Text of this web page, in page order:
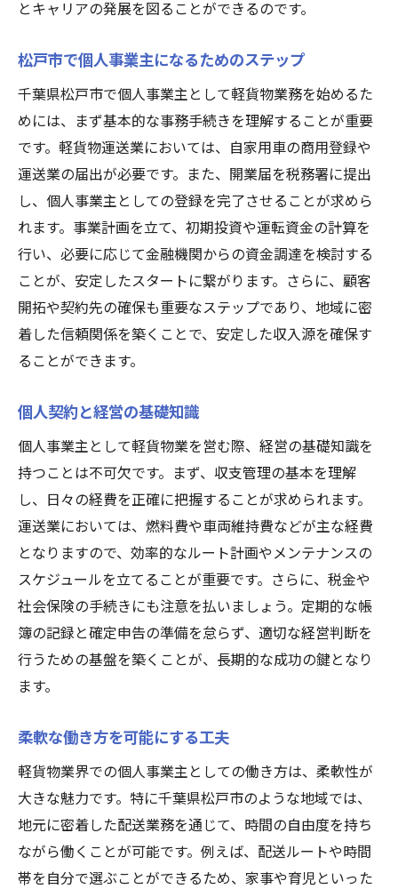
とキャリアの発展を図ることができるのです。
松戸市で個人事業主になるためのステップ
千葉県松戸市で個人事業主として軽貨物業務を始めるた
めには、まず基本的な事務手続きを理解することが重要
です。軽貨物運送業においては、自家用車の商用登録や
運送業の届出が必要です。また、開業届を税務署に提出
し、個人事業主としての登録を完了させることが求めら
れます。事業計画を立て、初期投資や運転資金の計算を
行い、必要に応じて金融機関からの資金調達を検討する
ことが、安定したスタートに繋がります。さらに、顧客
開拓や契約先の確保も重要なステップであり、地域に密
着した信頼関係を築くことで、安定した収入源を確保す
ることができます。
個人契約と経営の基礎知識
個人事業主として軽貨物業を営む際、経営の基礎知識を
持つことは不可欠です。まず、収支管理の基本を理解
し、日々の経費を正確に把握することが求められます。
運送業においては、燃料費や車両維持費などが主な経費
となりますので、効率的なルート計画やメンテナンスの
スケジュールを立てることが重要です。さらに、税金や
社会保険の手続きにも注意を払いましょう。定期的な帳
簿の記録と確定申告の準備を怠らず、適切な経営判断を
行うための基盤を築くことが、長期的な成功の鍵となり
ます。
柔軟な働き方を可能にする工夫
軽貨物業界での個人事業主としての働き方は、柔軟性が
大きな魅力です。特に千葉県松戸市のような地域では、
地元に密着した配送業務を通じて、時間の自由度を持ち
ながら働くことが可能です。例えば、配送ルートや時間
帯を自分で選ぶことができるため、家事や育児といった